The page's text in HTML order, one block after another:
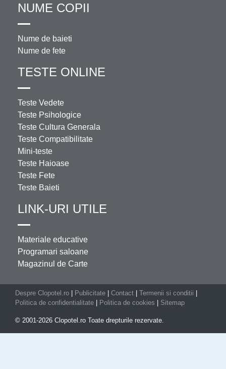
NUME COPII
Nume de baieti
Nume de fete
TESTE ONLINE
Teste Vedete
Teste Psihologice
Teste Cultura Generala
Teste Compatibilitate
Mini-teste
Teste Haioase
Teste Fete
Teste Baieti
LINK-URI UTILE
Materiale educative
Programari saloane
Magazinul de Carte
Despre Clopotel.ro Publicitate Contact Termenii si conditii
Politica de confidentialitate
Politica de cookies Sitemap
© 2001-2026 Clopotel.ro Toate drepturile rezervate.